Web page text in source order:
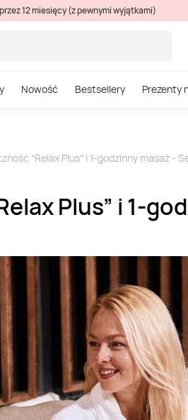
12 miesięcy (z pewnymi wyjątkami)
Nowość Bestsellery Prezenty
“Relax Plus” i 1-godzinny masaż -
Plus” i 1-